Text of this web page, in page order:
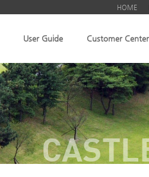
HOME
User Guide Customer Center